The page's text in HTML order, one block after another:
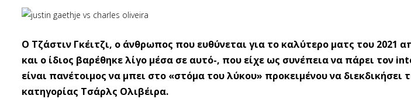
Ο Τζάστιν Γκέιτζι, ο άνθρωπος που ευθύνεται για το καλύτερο ματς του 2021
και ο ίδιος βαρέθηκε λίγο μέσα σε αυτό-, που είχε ως συνέπεια να πάρει τον
είναι πανέτοιμος να μπει στο «στόμα του λύκου» προκειμένου να
κατηγορίας Τσάρλς Ολιβέιρα.